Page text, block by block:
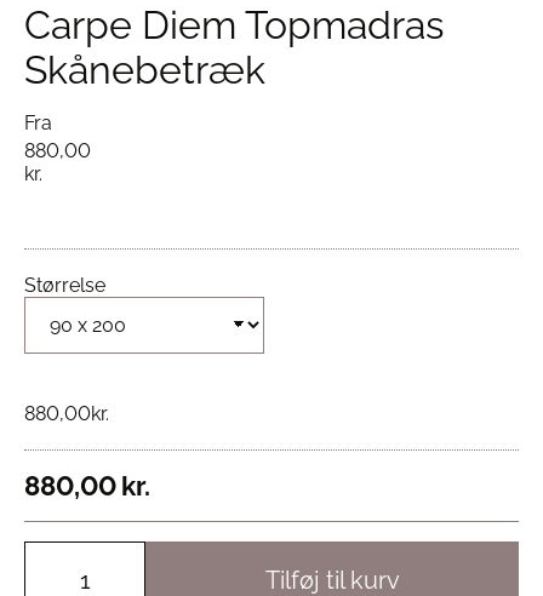
Carpe Diem Topmadras
Skånebetræk
Fra
880,00
kr.
Størrelse
880,00kr.
880,00kr.
Tilføj til kurv